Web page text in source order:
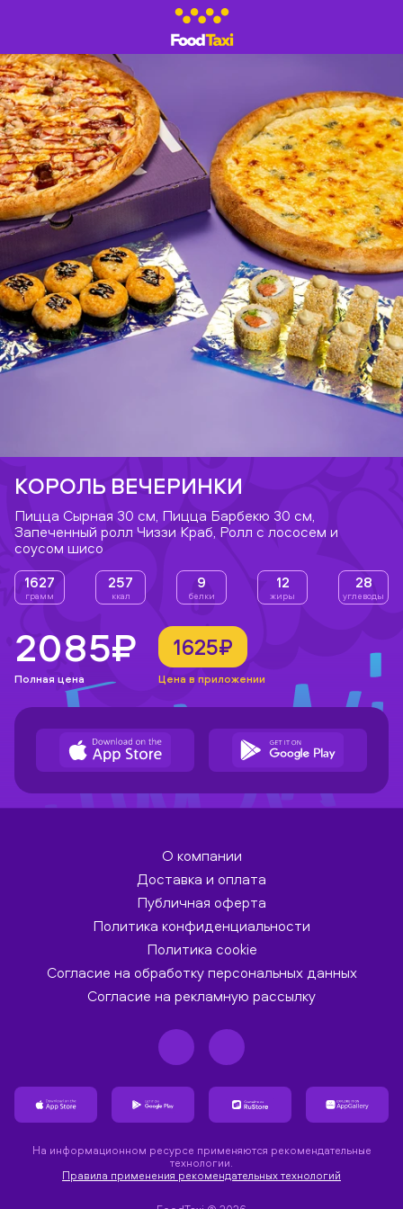
КОРОЛЬ ВЕЧЕРИНКИ
Пицца Сырная 30 см, Пицца Барбекю 30 см,
Запеченный ролл Чиззи Краб, Ролл с лососем и
соусом шисо
1627
грамм
257
ккал
9
белки
12
жиры
28
углеводы
2085₽
Полная цена
1625₽
Цена в приложении
О компании
Доставка и оплата
Публичная оферта
Политика конфиденциальности
Политика cookie
Согласие на обработку персональных данных
Согласие на рекламную рассылку
На информационном ресурсе применяются рекомендательные
технологии.
Правила применения рекомендательных технологий